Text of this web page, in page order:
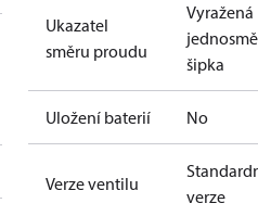
Ukazatel
směru proudu
Vyražená
šipka
Uložení baterií No
Verze ventilu
verze